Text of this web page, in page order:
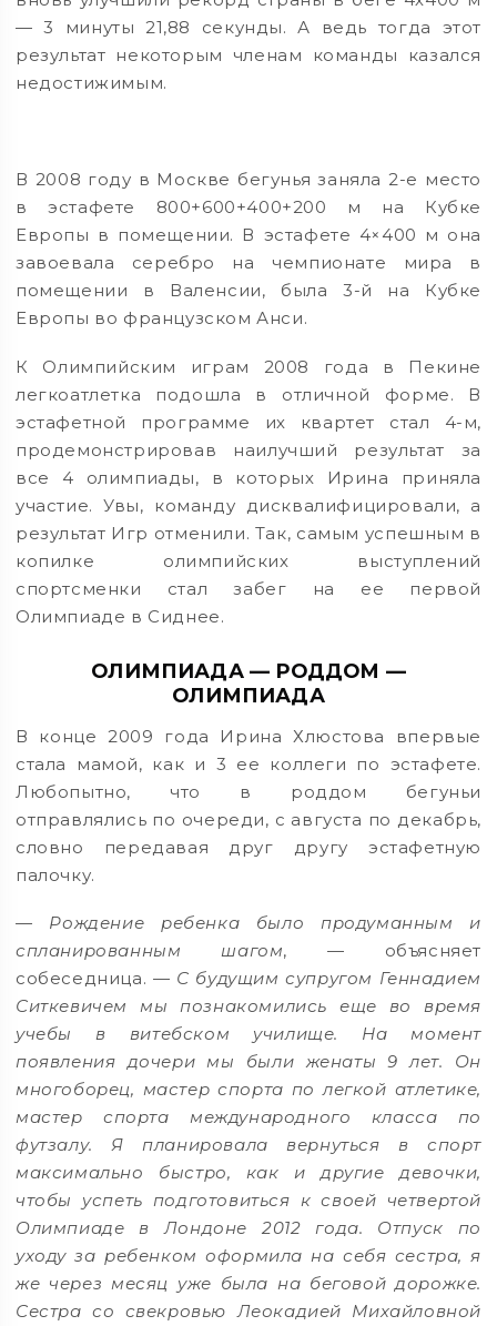
— 3 минуты 21,88 секунды. А ведь тогда этот
результат некоторым членам команды казался
недостижимым.
В 2008 году в Москве бегунья заняла 2-е место
в эстафете 800+600+400+200 м на Кубке
Европы в помещении. В эстафете 4×400 м она
завоевала серебро на чемпионате мира в
помещении в Валенсии, была 3-й на Кубке
Европы во французском Анси.
К Олимпийским играм 2008 года в Пекине
легкоатлетка подошла в отличной форме. В
эстафетной программе их квартет стал 4-м,
продемонстрировав наилучший результат за
все 4 олимпиады, в которых Ирина приняла
участие. Увы, команду дисквалифицировали, а
результат Игр отменили. Так, самым успешным в
копилке олимпийских выступлений
спортсменки стал забег на ее первой
Олимпиаде в Сиднее.
ОЛИМПИАДА — РОДДОМ —
ОЛИМПИАДА
В конце 2009 года Ирина Хлюстова впервые
стала мамой, как и 3 ее коллеги по эстафете.
Любопытно, что в роддом бегуньи
отправлялись по очереди, с августа по декабрь,
словно передавая друг другу эстафетную
палочку.
— Рождение ребенка было продуманным и
спланированным шагом, — объясняет
собеседница. — С будущим супругом Геннадием
Ситкевичем мы познакомились еще во время
учебы в витебском училище. На момент
появления дочери мы были женаты 9 лет. Он
многоборец, мастер спорта по легкой атлетике,
мастер спорта международного класса по
футзалу. Я планировала вернуться в спорт
максимально быстро, как и другие девочки,
чтобы успеть подготовиться к своей четвертой
Олимпиаде в Лондоне 2012 года. Отпуск по
уходу за ребенком оформила на себя сестра, я
же через месяц уже была на беговой дорожке.
Сестра со свекровью Леокадией Михайловной